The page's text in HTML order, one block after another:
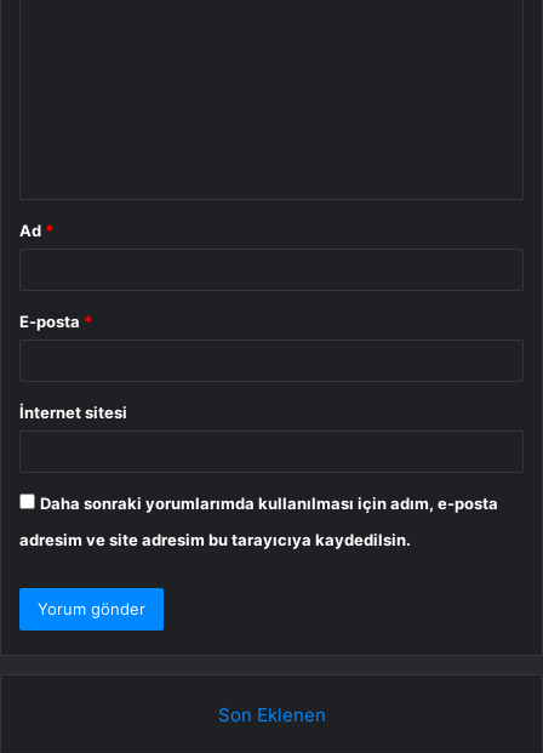
Ad *
E-posta *
İnternet sitesi
Daha sonraki yorumlarımda kullanılması için adım, e-posta
adresim ve site adresim bu tarayıcıya kaydedilsin.
Son Eklenen